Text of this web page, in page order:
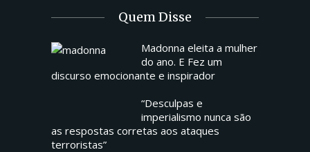
Quem Disse
Madonna eleita a mulher
do ano. E Fez um
discurso emocionante e inspirador
“Desculpas e
imperialismo nunca são
as respostas corretas aos ataques
terroristas”